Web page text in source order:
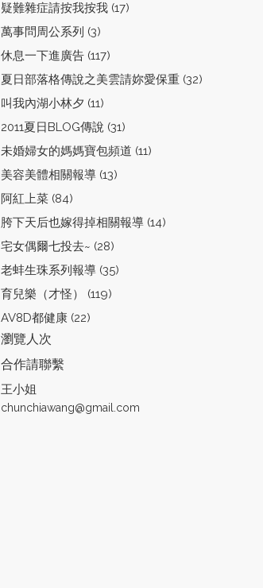
疑難雜症請按我按我 (17)
萬事問周公系列 (3)
休息一下進廣告 (117)
夏日部落格傳說之美雲請妳愛保重 (32)
叫我內湖小林夕 (11)
2011夏日BLOG傳說 (31)
未婚婦女的媽媽寶包頻道 (11)
美容美體相關報導 (13)
阿紅上菜 (84)
胯下天后也嫁得掉相關報導 (14)
宅女偶爾七投去~ (28)
老蚌生珠系列報導 (35)
育兒樂（才怪） (119)
AV8D都健康 (22)
瀏覽人次
合作請聯繫
王小姐
chunchiawang@gmail.com